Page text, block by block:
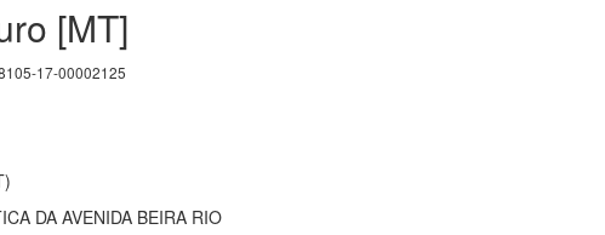
[MT]
17-00002125
DA AVENIDA BEIRA RIO